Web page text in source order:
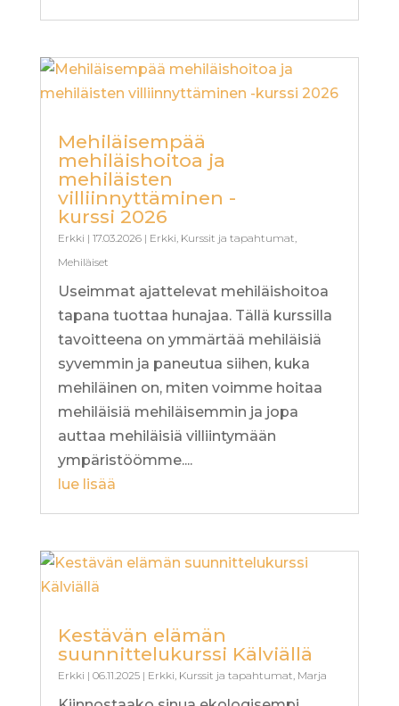
Mehiläisempää
mehiläishoitoa ja
mehiläisten
villiinnyttäminen -
kurssi 2026
Erkki | 17.03.2026| Erkki Kurssit ja tapahtumat
Mehiläiset
Useimmat ajattelevat mehiläishoitoa
tapana tuottaa hunajaa. Tällä kurssilla
tavoitteena on ymmärtää mehiläisiä
syvemmin ja paneutua siihen, kuka
mehiläinen on, miten voimme hoitaa
mehiläisiä mehiläisemmin ja jopa
auttaa mehiläisiä villiintymään
ympäristöömme....
lue lisää
Kestävän elämän
suunnittelukurssi Kälviällä
Erkki | 06.11.2025| Erkki, Kurssit ja tapahtumat, Marja